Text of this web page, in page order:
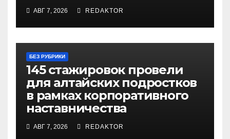
АВГ 7, 2026 REDAKTOR
БЕЗ РУБРИКИ
145 стажировок провели
для алтайских подростков
в рамках корпоративного
наставничества
АВГ 7, 2026 REDAKTOR